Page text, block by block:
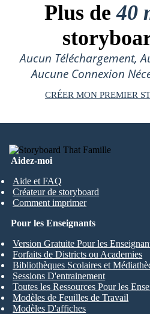
Plus de40
Aucun Téléchargement,
Aucune Connexion
CRÉER MON PREMIER
Aidez-moi
Aide et FAQ
Créateur de storyboard
Comment imprimer
Pour les Enseignants
Version Gratuite Pour les
Forfaits de Districts ou Academies
Bibliothèques Scolaires et
Sessions D'entrainement
Toutes les Ressources Pour les
Modèles de Feuilles de Travail
Modèles D'affiches